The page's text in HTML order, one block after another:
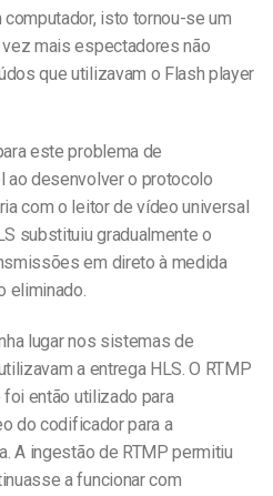
isto tornou-se um
mais espectadores não
que utilizavam o Flash player
este problema de
ao desenvolver o protocolo
com o leitor de vídeo universal
substituiu gradualmente o
em direto à medida
eliminado.
lugar nos sistemas de
a entrega HLS. O RTMP
então utilizado para
do codificador para a
A ingestão de RTMP permitiu
a funcionar com